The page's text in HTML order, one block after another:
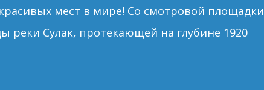
мест в мире! Со смотровой площадки
Сулак, протекающей на глубине 1920